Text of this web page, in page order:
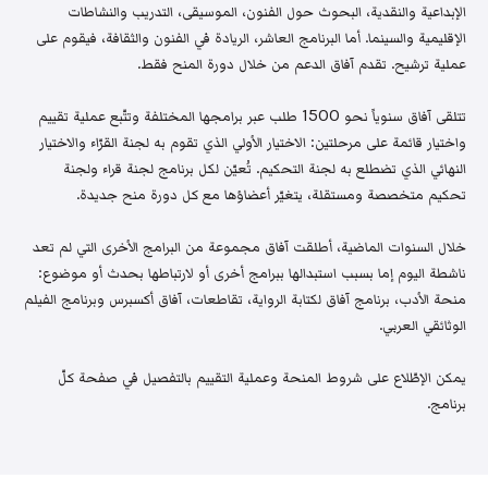
الإبداعية والنقدية، البحوث حول الفنون، الموسيقى، التدريب والنشاطات
الإقليمية والسينما. أما البرنامج العاشر، الريادة في الفنون والثقافة، فيقوم على
عملية ترشيح. تقدم آفاق الدعم من خلال دورة المنح فقط.
تتلقى آفاق سنوياً نحو 1500 طلب عبر برامجها المختلفة وتتّبع عملية تقييم
واختيار قائمة على مرحلتين: الاختيار الأولي الذي تقوم به لجنة القرّاء والاختيار
النهائي الذي تضطلع به لجنة التحكيم. تُعيّن لكل برنامج لجنة قراء ولجنة
تحكيم متخصصة ومستقلة، يتغيّر أعضاؤها مع كل دورة منح جديدة.
خلال السنوات الماضية، أطلقت آفاق مجموعة من البرامج الأخرى التي لم تعد
ناشطة اليوم إما بسبب استبدالها ببرامج أخرى أو لارتباطها بحدث أو موضوع:
منحة الأدب، برنامج آفاق لكتابة الرواية، تقاطعات، آفاق أكسبرس وبرنامج الفيلم
الوثائقي العربي.
يمكن الإطّلاع على شروط المنحة وعملية التقييم بالتفصيل في صفحة كلّ
برنامج.